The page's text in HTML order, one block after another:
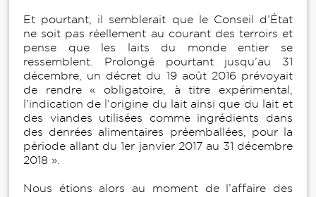
Et pourtant, il semblerait que le Conseil d’État
ne soit pas réellement au courant des terroirs et
pense que les laits du monde entier se
ressemblent. Prolongé pourtant jusqu’au 31
décembre, un décret du 19 août 2016 prévoyait
de rendre « obligatoire, à titre expérimental,
l’indication de l’origine du lait ainsi que du lait et
des viandes utilisées comme ingrédients dans
des denrées alimentaires préemballées, pour la
période allant du 1er janvier 2017 au 31 décembre
2018 ».
Nous étions alors au moment de l’affaire des